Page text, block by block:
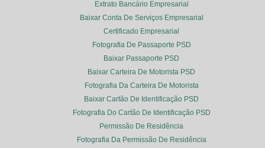
Extrato Bancário Empresarial
Baixar Conta De Serviços Empresarial
Certificado Empresarial
Fotografia De Passaporte PSD
Baixar Passaporte PSD
Baixar Carteira De Motorista PSD
Fotografia Da Carteira De Motorista
Baixar Cartão De Identificação PSD
Fotografia Do Cartão De Identificação PSD
Permissão De Residência
Fotografia Da Permissão De Residência